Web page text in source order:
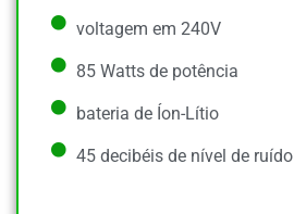
voltagem em 240V
85 Watts de potência
bateria de Íon-Lítio
45 decibéis de nível de ruído